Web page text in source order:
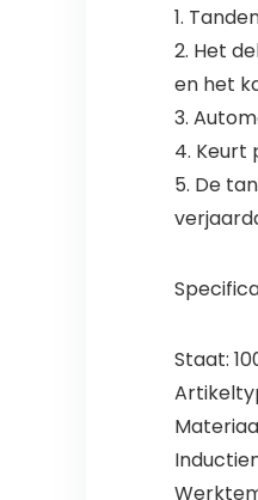
1.
2. Het
en het
3.
4. Keurt
5. De
Staat: